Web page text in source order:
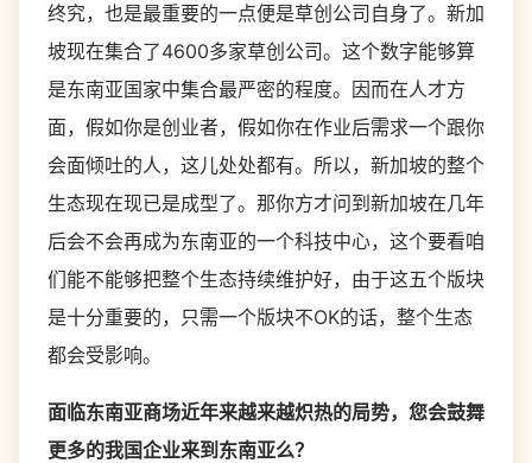
终究，也是最重要的一点便是草创公司自身了。新加
坡现在集合了4600多家草创公司。这个数字能够算
是东南亚国家中集合最严密的程度。因而在人才方
面，假如你是创业者，假如你在作业后需求一个跟你
会面倾吐的人，这儿处处都有。所以，新加坡的整个
生态现在现已是成型了。那你方才问到新加坡在几年
后会不会再成为东南亚的一个科技中心，这个要看咱
们能不能够把整个生态持续维护好，由于这五个版块
是十分重要的，只需一个版块不OK的话，整个生态
都会受影响。
面临东南亚商场近年来越来越炽热的局势，您会鼓舞
更多的我国企业来到东南亚么？